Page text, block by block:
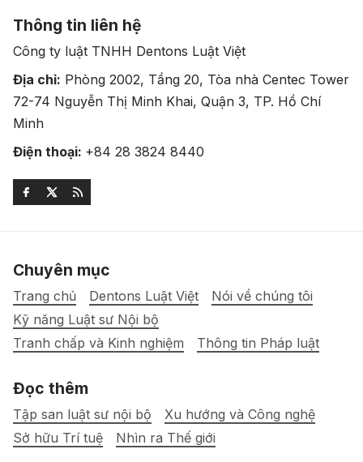
Thông tin liên hệ
Công ty luật TNHH Dentons Luật Việt
Địa chỉ: Phòng 2002, Tầng 20, Tòa nhà Centec Tower
72-74 Nguyễn Thị Minh Khai, Quận 3, TP. Hồ Chí
Minh
Điện thoại: +84 28 3824 8440
Chuyên mục
Trang chủ Dentons Luật Việt
Nói về chúng tôi
Kỹ năng Luật sư Nội bộ
Tranh chấp và Kinh nghiệm
Thông tin Pháp luật
Đọc thêm
Tập san luật sư nội bộ
Xu hướng và Công nghệ
Sở hữu Trí tuệ
Nhìn ra Thế giới